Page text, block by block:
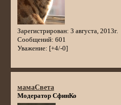
Зарегистрирован: 3 августа, 2013г.
Сообщений: 601
Уважение: [+4/-0]
мамаСвета
Модератор СфинКо